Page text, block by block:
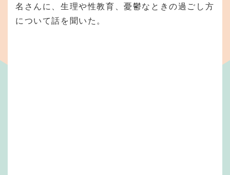
名さんに、生理や性教育、憂鬱なときの過ごし方
について話を聞いた。